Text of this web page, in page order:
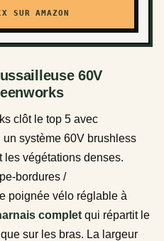
SUR AMAZON
60V
clôt le top 5 avec
un système 60V brushless
les végétations denses.
bordures /
poignée vélo réglable à
complet qui répartit le
sur les bras. La largeur